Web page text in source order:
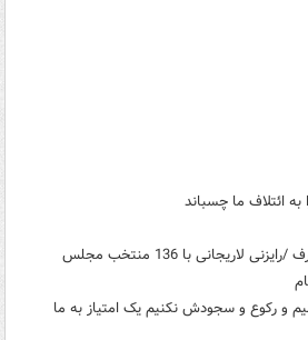
ائتلاف ما ‌چسباند
لاریجانی با 136 منتخب مجلس
و رکوع و سجودش نکنیم یک امتیاز به ما